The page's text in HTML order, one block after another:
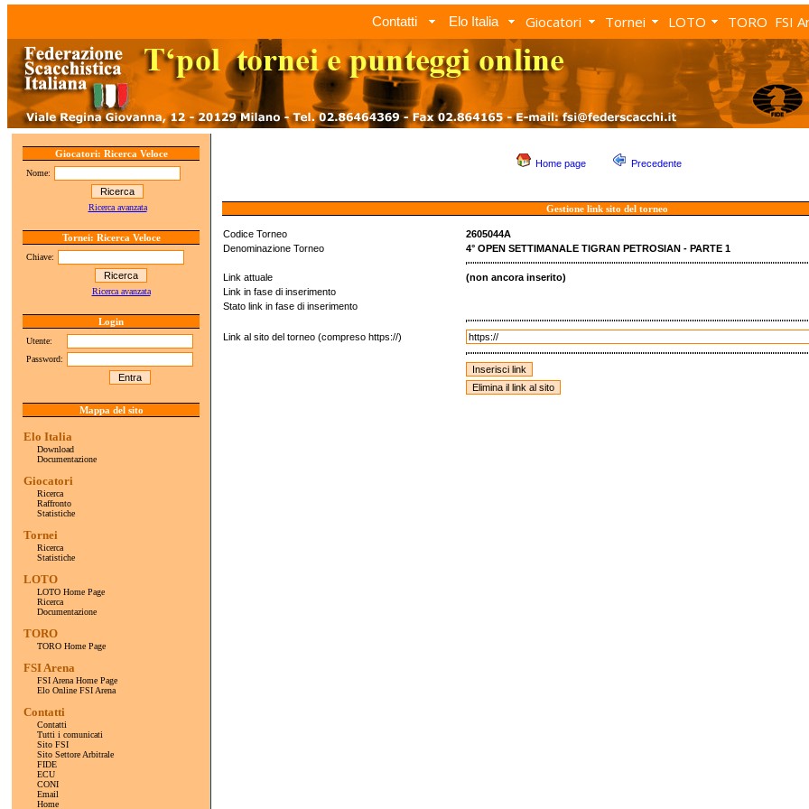
Contatti Elo Italia Giocatori Tornei LOTO TORO FSI
Giocatori: Ricerca Veloce
Nome:
Ricerca avanzata
Tornei: Ricerca Veloce
Chiave:
Ricerca avanzata
Login
Utente:
Password:
Mappa del sito
Elo Italia
Download
Documentazione
Giocatori
Ricerca
Raffronto
Statistiche
Tornei
Ricerca
Statistiche
LOTO
LOTO Home Page
Ricerca
Documentazione
TORO
TORO Home Page
FSI Arena
FSI Arena Home Page
Elo Online FSI Arena
Contatti
Contatti
Tutti i comunicati
Sito FSI
Sito Settore Arbitrale
FIDE
ECU
CONI
Email
Home
Home page Precedente
Gestione link sito del torneo
Codice Torneo
2605044A
Denominazione Torneo
4° OPEN SETTIMANALE TIGRAN PETROSIAN - PARTE 1
Link attuale
(non ancora inserito)
Link in fase di inserimento
Stato link in fase di inserimento
Link al sito del torneo (compreso https://)